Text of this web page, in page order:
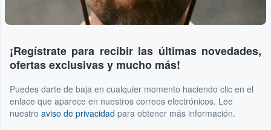
¡Regístrate para recibir las últimas novedades,
ofertas exclusivas y mucho más!
Puedes darte de baja en cualquier momento haciendo clic en el
enlace que aparece en nuestros correos electrónicos. Lee
nuestro aviso de privacidad para obtener más información.